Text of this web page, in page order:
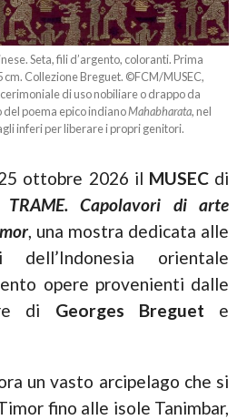
Seta, fili d’argento, coloranti. Prima
cm. Collezione Breguet. ©FCM/MUSEC,
di uso nobiliare o drappo da
poema epico indianoMahabharata, nel
inferi per liberare i propri genitori.
ottobre 2026 il MUSEC di
TRAME. Capolavori di arte
, una mostra dedicata alle
orientale
opere provenienti dalle
di Georges Breguet e
un vasto arcipelago che si
fino alle isole Tanimbar,